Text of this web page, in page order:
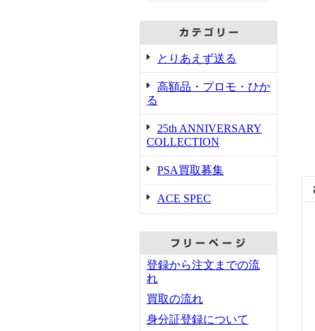
とりあえず送る
高額品・プロモ・ひか
る
25th ANNIVERSARY
COLLECTION
PSA買取募集
ACE SPEC
登録から注文までの流
れ
買取の流れ
身分証登録について